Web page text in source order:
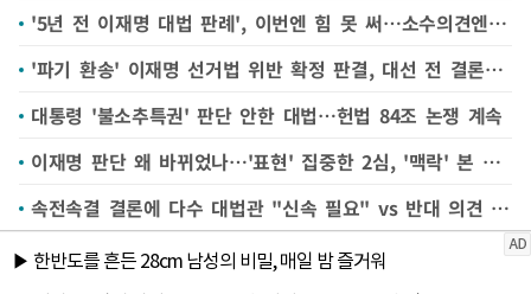
'5년 전 이재명 대법 판례', 이번엔 힘 못 써…소수의견엔 언급
'파기 환송' 이재명 선거법 위반 확정 판결, 대선 전 결론은 미지수
대통령 '불소추특권' 판단 안한 대법…헌법 84조 논쟁 계속
이재명 판단 왜 바뀌었나…'표현' 집중한 2심, '맥락' 본 대법
속전속결 결론에 다수 대법관 "신속 필요" vs 반대 의견 "능사 아냐"